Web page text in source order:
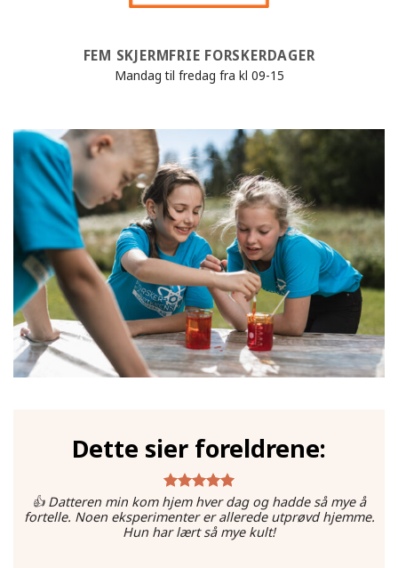
FEM SKJERMFRIE FORSKERDAGER
Mandag til fredag fra kl 09-15
Dette sier foreldrene:
👍 Datteren min kom hjem hver dag og hadde så mye å
fortelle. Noen eksperimenter er allerede utprøvd hjemme.
Hun har lært så mye kult!